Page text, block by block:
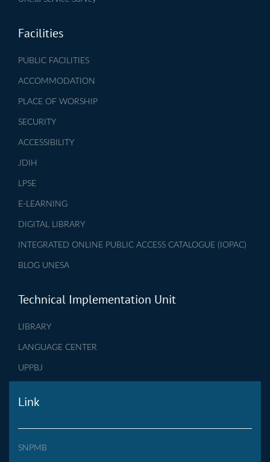
Facilities
PUBLIC FACILITIES
ACCOMMODATION
PLACE OF WORSHIP
SECURITY
ACCESSIBILITY
JDIH
LPSE
E-LEARNING
DIGITAL LIBRARY
INTEGRATED ONLINE PUBLIC ACCESS CATALOGUE (IOPAC)
BLOG UNESA
Technical Implementation Unit
LIBRARY
LANGUAGE CENTER
UPPBJ
Link
SNPMB